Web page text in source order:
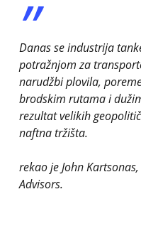
”
Danas se industrija
potražnjom za
narudžbi plovila,
brodskim rutama i
rezultat velikih
naftna tržišta.
rekao je John
Advisors.